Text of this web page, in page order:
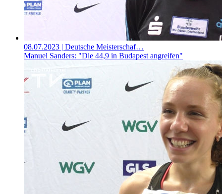
08.07.2023 | Deutsche Meisterschaf…
Manuel Sanders: "Die 44,9 in Budapest angreifen"